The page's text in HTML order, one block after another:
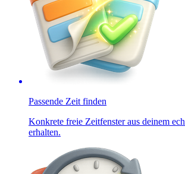
Passende Zeit finden
Konkrete freie Zeitfenster aus deinem
erhalten.